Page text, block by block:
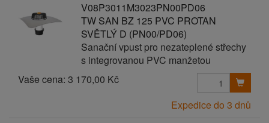
V08P3011M3023PN00PD06
TW SAN BZ 125 PVC PROTAN
SVĚTLÝ D (PN00/PD06)
Sanační vpust pro nezateplené střechy
s integrovanou PVC manžetou
Vaše cena: 3 170,00 Kč
Expedice do 3 dnů